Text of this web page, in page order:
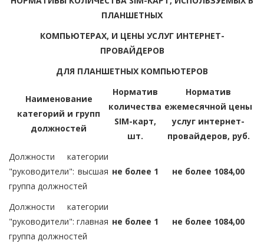
ПЛАНШЕТНЫХ
КОМПЬЮТЕРАХ, И ЦЕНЫ УСЛУГ ИНТЕРНЕТ-
ПРОВАЙДЕРОВ
ДЛЯ ПЛАНШЕТНЫХ КОМПЬЮТЕРОВ
Наименование
категорий и групп
должностей
Норматив
количества
SIM-карт,
шт.
Норматив
ежемесячной цены
услуг интернет-
провайдеров, руб.
Должности категории
"руководители": высшая
группа должностей
не более 1 не более 1084,00
Должности категории
"руководители": главная
группа должностей
не более 1 не более 1084,00